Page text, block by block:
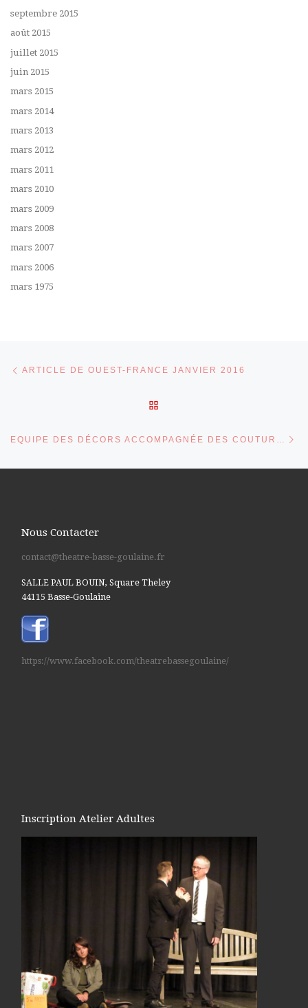
septembre 2015
août 2015
juillet 2015
juin 2015
mars 2015
mars 2014
mars 2013
mars 2012
mars 2011
mars 2010
mars 2009
mars 2008
mars 2007
mars 2006
mars 1975
Parcourir les articles
ARTICLE DE OUEST-FRANCE JANVIER 2016
Nous Contacter
contact@theatre-basse-goulaine.fr
SALLE PAUL BOUIN, Square Theley
44115 Basse-Goulaine
https://www.facebook.com/theatrebassegoulaine/
Inscription Atelier Adultes